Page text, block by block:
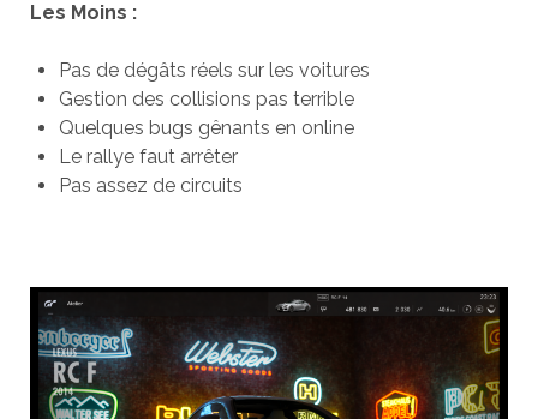
Les Moins :
Pas de dégâts réels sur les voitures
Gestion des collisions pas terrible
Quelques bugs gênants en online
Le rallye faut arrêter
Pas assez de circuits